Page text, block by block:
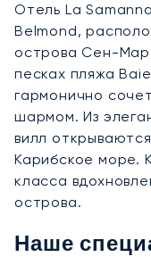
Отель La
Belmond,
острова Сен-
песках пляжа
гармонично
шармом. Из
вилл
Карибское море.
класса
острова.
Наше